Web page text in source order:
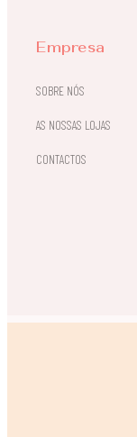
Empresa
SOBRE NÓS
AS NOSSAS LOJAS
CONTACTOS